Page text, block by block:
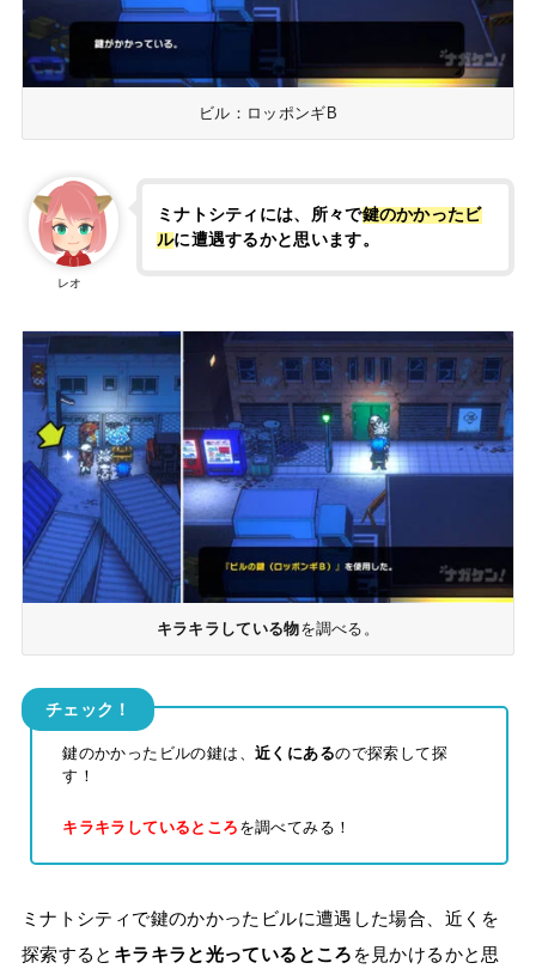
ビル：ロッポンギB
レオ
ミナトシティには、所々で鍵のかかったビ
ルに遭遇するかと思います。
キラキラしている物を調べる。
チェック！
鍵のかかったビルの鍵は、近くにあるので探索して探
す！
キラキラしているところ を調べてみる！
ミナトシティで鍵のかかったビルに遭遇した場合、近くを
探索すると キラキラと光っているところ を見かけるかと思